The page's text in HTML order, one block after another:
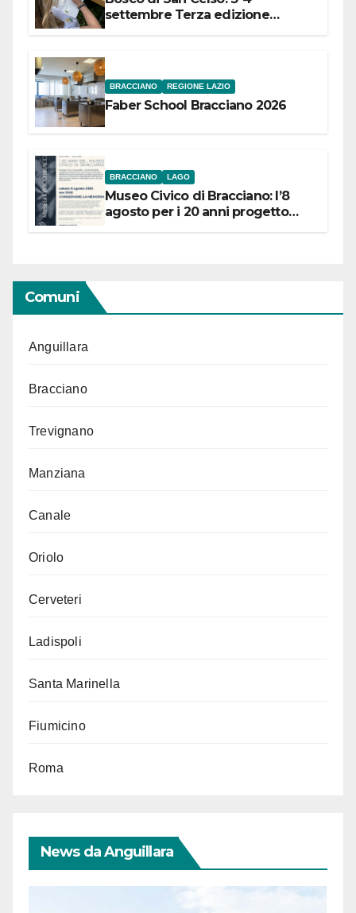
settembre Terza edizione
BRACCIANO REGIONE LAZIO
Faber School Bracciano 2026
BRACCIANO LAGO
Museo Civico di Bracciano: l’8
agosto per i 20 anni progetto
Comuni
Anguillara
Bracciano
Trevignano
Manziana
Canale
Oriolo
Cerveteri
Ladispoli
Santa Marinella
Fiumicino
Roma
News da Anguillara